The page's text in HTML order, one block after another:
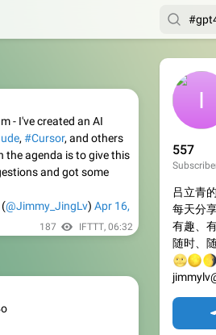
557
吕立青
每天分
有趣、
随时、
🌝
- I've created an AI
, #Cursor, and others
the agenda is to give this
and got some
(@Jimmy_JingLv) Apr 16,
187 IFTTT, 06:32